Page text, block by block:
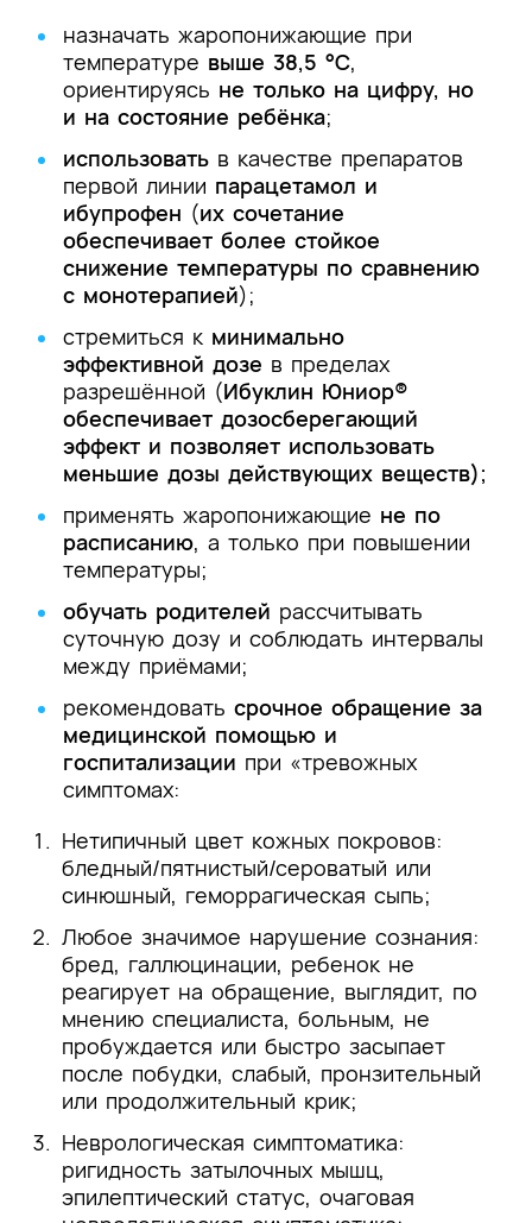
назначать жаропонижающие при
температуре выше 38,5 °C,
ориентируясь не только на цифру, но
и на состояние ребёнка;
использовать в качестве препаратов
первой линии парацетамол и
ибупрофен (их сочетание
обеспечивает более стойкое
снижение температуры по сравнению
с монотерапией);
стремиться к минимально
эффективной дозе в пределах
разрешённой (Ибуклин Юниор®
обеспечивает дозосберегающий
эффект и позволяет использовать
меньшие дозы действующих веществ);
применять жаропонижающие не по
расписанию, а только при повышении
температуры;
обучать родителей рассчитывать
суточную дозу и соблюдать интервалы
между приёмами;
рекомендовать срочное обращение за
медицинской помощью и
госпитализации при «тревожных
симптомах:
Нетипичный цвет кожных покровов:
бледный/пятнистый/сероватый или
синюшный, геморрагическая сыпь;
Любое значимое нарушение сознания:
бред, галлюцинации, ребенок не
реагирует на обращение, выглядит, по
мнению специалиста, больным, не
пробуждается или быстро засыпает
после побудки, слабый, пронзительный
или продолжительный крик;
Неврологическая симптоматика:
ригидность затылочных мышц,
эпилептический статус, очаговая